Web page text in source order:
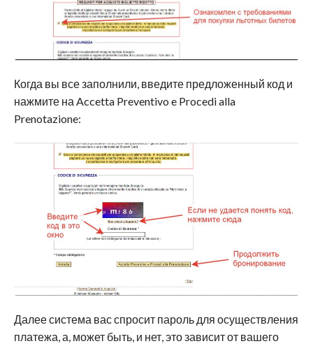
Когда вы все заполнили, введите предложенный код и
нажмите на Accetta Preventivo e Procedi alla
Prenotazione:
Далее система вас спросит пароль для осуществления
платежа, а, может быть, и нет, это зависит от вашего